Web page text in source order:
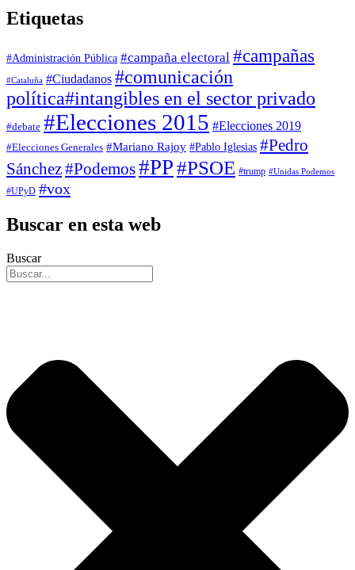
Etiquetas
#Administración Pública #campaña electoral #campañas
#Cataluña #Ciudadanos #comunicación
política#intangibles en el sector privado
#debate #Elecciones 2015 #Elecciones 2019
#Elecciones Generales #Mariano Rajoy #Pablo Iglesias #Pedro
Sánchez#Podemos#PP#PSOE #trump #Unidas Podemos
#UPyD #vox
Buscar en esta web
Buscar